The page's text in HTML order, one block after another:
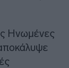
Ηνωμένες